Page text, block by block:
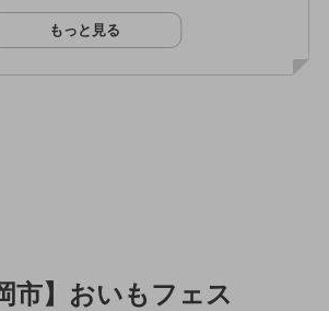
もっと見る
市】おいもフェス